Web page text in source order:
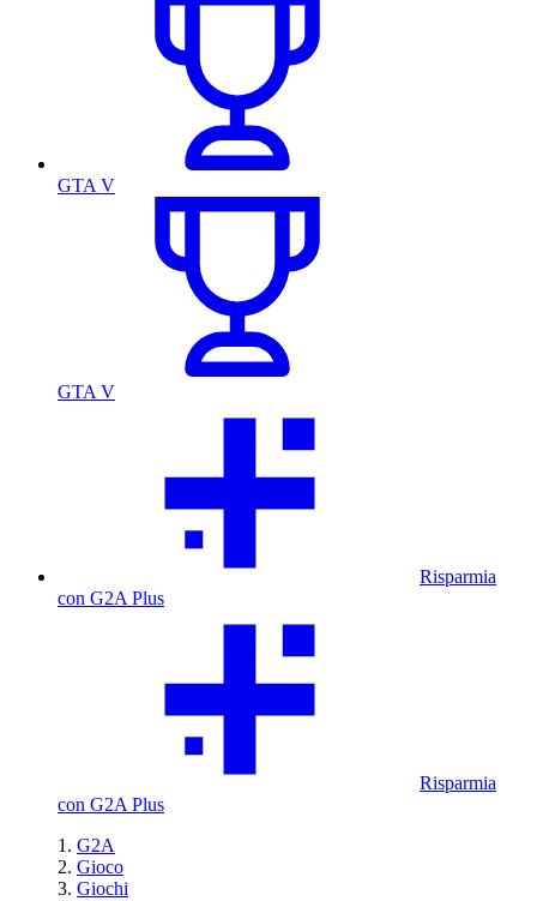
GTA V
GTA V
Risparmia
con G2A Plus
Risparmia
con G2A Plus
G2A
Gioco
Giochi